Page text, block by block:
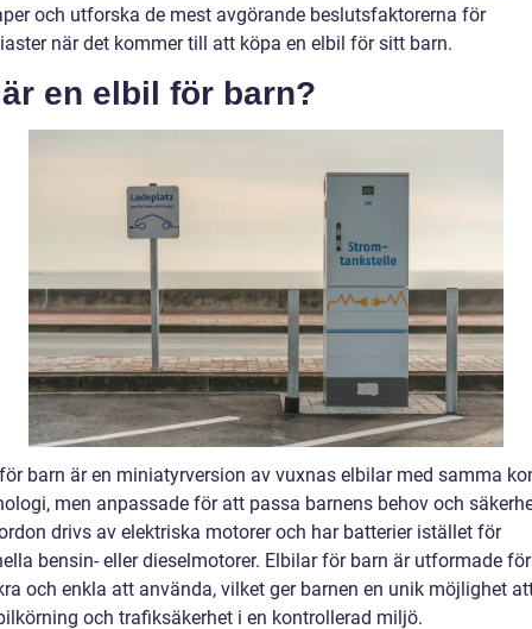
och utforska de mest avgörande beslutsfaktorerna för
när det kommer till att köpa en elbil för sitt barn.
en elbil för barn?
barn är en miniatyrversion av vuxnas elbilar med samma
men anpassade för att passa barnens behov och
drivs av elektriska motorer och har batterier istället för
bensin- eller dieselmotorer. Elbilar för barn är utformade
och enkla att använda, vilket ger barnen en unik möjlighet
och trafiksäkerhet i en kontrollerad miljö.